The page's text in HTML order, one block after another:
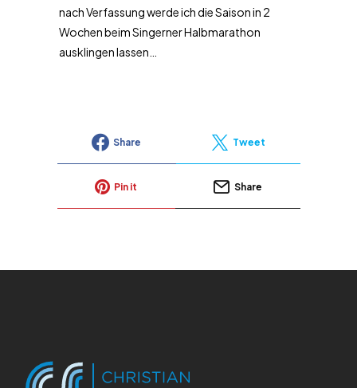
nach Verfassung werde ich die Saison in 2
Wochen beim Singerner Halbmarathon
ausklingen lassen…
Share Tweet
Pin it Share